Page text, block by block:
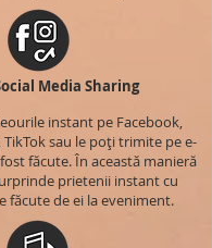
Media Sharing
instant pe Facebook,
sau le poți trimite pe e-
făcute. În această manieră
prietenii instant cu
făcute de ei la eveniment.